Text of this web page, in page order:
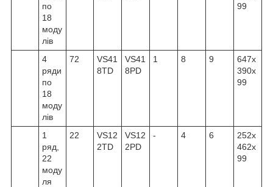
по
18
моду
лів
99
4
ряди
по
18
моду
лів
72
VS41
8TD
VS41
8PD
1 8 9
647x
390x
99
1
ряд,
22
моду
ля
22
VS12
2TD
VS12
2PD
- 4 6
252x
462x
99